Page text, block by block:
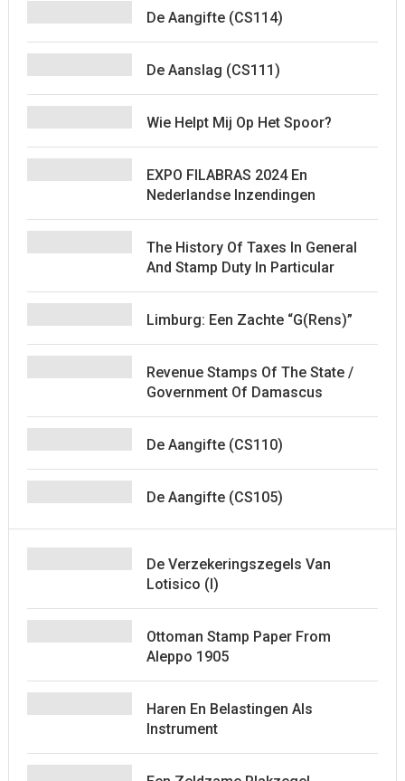
De Aangifte (CS114)
De Aanslag (CS111)
Wie Helpt Mij Op Het Spoor?
EXPO FILABRAS 2024 En
Nederlandse Inzendingen
The History Of Taxes In General
And Stamp Duty In Particular
Limburg: Een Zachte “G(rens)”
Revenue Stamps Of The State /
Government Of Damascus
De Aangifte (CS110)
De Aangifte (CS105)
De Verzekeringszegels Van
Lotisico (I)
Ottoman Stamp Paper From
Aleppo 1905
Haren En Belastingen Als
Instrument